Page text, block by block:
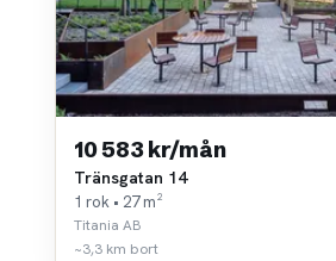
10 583 kr/mån
Tränsgatan 14
1 rok • 27 m²
Titania AB
~3,3 km bort